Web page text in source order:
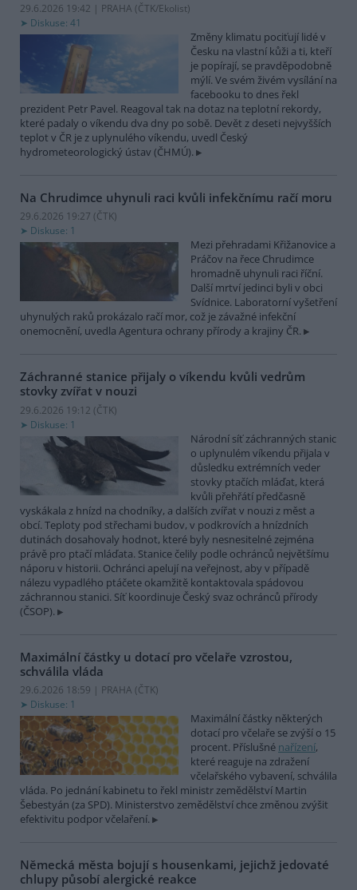
29.6.2026 19:42 | PRAHA (ČTK/Ekolist)
Diskuse: 41
Změny klimatu pociťují lidé v
Česku na vlastní kůži a ti, kteří
je popírají, se pravděpodobně
mýlí. Ve svém živém vysílání na
facebooku to dnes řekl
prezident Petr Pavel. Reagoval tak na dotaz na teplotní rekordy,
které padaly o víkendu dva dny po sobě. Devět z deseti nejvyšších
teplot v ČR je z uplynulého víkendu, uvedl Český
hydrometeorologický ústav (ČHMÚ).
Na Chrudimce uhynuli raci kvůli infekčnímu račí moru
29.6.2026 19:27 (ČTK)
Diskuse: 1
Mezi přehradami Křižanovice a
Práčov na řece Chrudimce
hromadně uhynuli raci říční.
Další mrtví jedinci byli v obci
Svídnice. Laboratorní vyšetření
uhynulých raků prokázalo račí mor, což je závažné infekční
onemocnění, uvedla Agentura ochrany přírody a krajiny ČR.
Záchranné stanice přijaly o víkendu kvůli vedrům
stovky zvířat v nouzi
29.6.2026 19:12 (ČTK)
Diskuse: 1
Národní síť záchranných stanic
o uplynulém víkendu přijala v
důsledku extrémních veder
stovky ptačích mláďat, která
kvůli přehřátí předčasně
vyskákala z hnízd na chodníky, a dalších zvířat v nouzi z měst a
obcí. Teploty pod střechami budov, v podkrovích a hnízdních
dutinách dosahovaly hodnot, které byly nesnesitelné zejména
právě pro ptačí mláďata. Stanice čelily podle ochránců největšímu
náporu v historii. Ochránci apelují na veřejnost, aby v případě
nálezu vypadlého ptáčete okamžitě kontaktovala spádovou
záchrannou stanici. Síť koordinuje Český svaz ochránců přírody
(ČSOP).
Maximální částky u dotací pro včelaře vzrostou,
schválila vláda
29.6.2026 18:59 | PRAHA (ČTK)
Diskuse: 1
Maximální částky některých
dotací pro včelaře se zvýší o 15
procent. Příslušné nařízení,
které reaguje na zdražení
včelařského vybavení, schválila
vláda. Po jednání kabinetu to řekl ministr zemědělství Martin
Šebestyán (za SPD). Ministerstvo zemědělství chce změnou zvýšit
efektivitu podpor včelaření.
Německá města bojují s housenkami, jejichž jedovaté
chlupy působí alergické reakce